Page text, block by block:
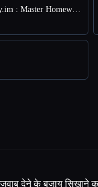
बनाम Homeworkify.im : Master Homework with GPT-4o
देने के बजाय सिखाने